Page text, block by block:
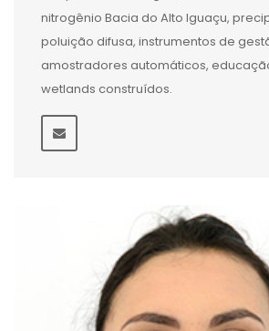
nitrogênio Bacia do Alto Iguaçu,
poluição difusa, instrumentos de
amostradores automáticos,
wetlands construídos.